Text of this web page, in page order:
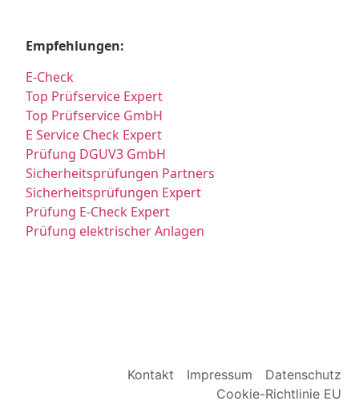
Empfehlungen:
E-Check
Top Prüfservice Expert
Top Prüfservice GmbH
E Service Check Expert
Prüfung DGUV3 GmbH
Sicherheitsprüfungen Partners
Sicherheitsprüfungen Expert
Prüfung E-Check Expert
Prüfung elektrischer Anlagen
Kontakt Impressum
Datenschutz
Cookie-Richtlinie EU